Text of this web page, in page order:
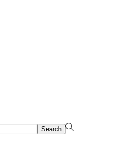
Search